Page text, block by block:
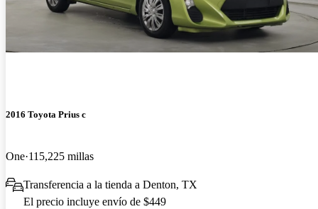
2016 Toyota Prius c
One 115,225 millas
Transferencia a la tienda a Denton, TX
El precio incluye envío de $449